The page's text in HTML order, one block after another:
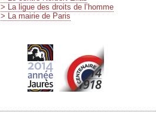
> La ligue des droits de l’homme
> La mairie de Paris